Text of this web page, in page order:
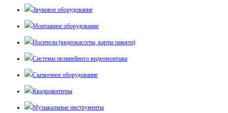
Звуковое оборудование
Монтажное оборудование
Носители (видеокассеты, карты памяти)
Системы нелинейного видеомонтажа
Съемочное оборудование
Квадрокоптеры
Музыкальные инструменты